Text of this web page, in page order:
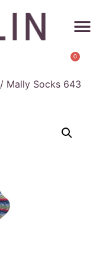
0
/ Mally Socks 643